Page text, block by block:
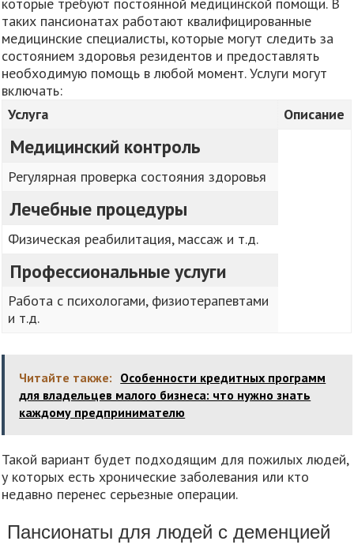
которые требуют постоянной медицинской помощи. В
таких пансионатах работают квалифицированные
медицинские специалисты, которые могут следить за
состоянием здоровья резидентов и предоставлять
необходимую помощь в любой момент. Услуги могут
включать:
Услуга
Описание
Медицинский контроль
Регулярная проверка состояния здоровья
Лечебные процедуры
Физическая реабилитация, массаж и т.д.
Профессиональные услуги
Работа с психологами, физиотерапевтами
и т.д.
Читайте также: Особенности кредитных программ
для владельцев малого бизнеса: что нужно знать
каждому предпринимателю
Такой вариант будет подходящим для пожилых людей,
у которых есть хронические заболевания или кто
недавно перенес серьезные операции.
Пансионаты для людей с деменцией